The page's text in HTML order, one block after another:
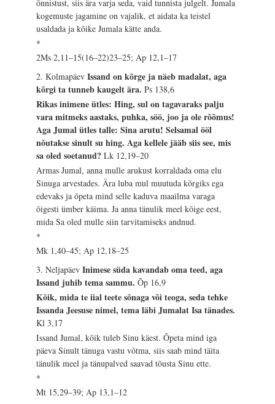
õnnistust, siis ära varja seda, vaid tunnista julgelt. Jumala
kogemuste jagamine on vajalik, et aidata ka teistel
usaldada ja kõike Jumala kätte anda.
*
2Ms 2,11–15(16–22)23–25; Ap 12,1–17
2. KolmapäevIssand on kõrge ja näeb madalat, aga
kõrgi ta tunneb kaugelt ära.Ps 138,6
Rikas inimene ütles: Hing, sul on tagavaraks palju
vara mitmeks aastaks, puhka, söö, joo ja ole rõõmus!
Aga Jumal ütles talle: Sina arutu! Selsamal ööl
nõutakse sinult su hing. Aga kellele jääb siis see, mis
sa oled soetanud?Lk 12,19–20
Armas Jumal, anna mulle arukust korraldada oma elu
Sinuga arvestades. Ära luba mul muutuda kõrgiks ega
edevaks ja õpeta mind selle kaduva maailma varaga
õigesti ümber käima. Ja anna tänulik meel kõige eest,
mida Sa oled mulle siin tarvitamiseks andnud.
*
Mk 1,40–45; Ap 12,18–25
3. NeljapäevInimese süda kavandab oma teed, aga
Issand juhib tema sammu.Õp 16,9
Kõik, mida te iial teete sõnaga või teoga, seda tehke
Issanda Jeesuse nimel, tema läbi Jumalat Isa tänades.
Kl 3,17
Issand Jumal, kõik tuleb Sinu käest. Õpeta mind iga
päeva Sinult tänuga vastu võtma, siis saab mind täita
tänulik meel ja tänupalved saavad tõusta Sinu ette.
*
Mt 15,29–39; Ap 13,1–12